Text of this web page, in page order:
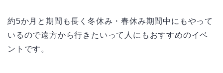
約5か月と期間も長く冬休み・春休み期間中にもやって
いるので遠方から行きたいって人にもおすすめのイベ
ントです。